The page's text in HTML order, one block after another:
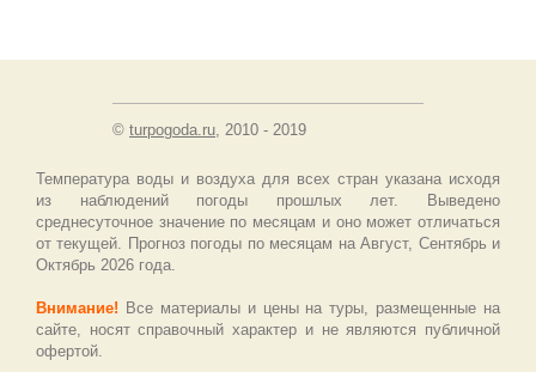
© turpogoda.ru, 2010 - 2019
Температура воды и воздуха для всех стран указана исходя
из наблюдений погоды прошлых лет. Выведено
среднесуточное значение по месяцам и оно может отличаться
от текущей. Прогноз погоды по месяцам на Август, Сентябрь и
Октябрь 2026 года.
Внимание! Все материалы и цены на туры, размещенные на
сайте, носят справочный характер и не являются публичной
офертой.